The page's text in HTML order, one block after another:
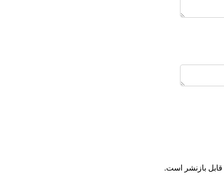
قابل بازنشر است.